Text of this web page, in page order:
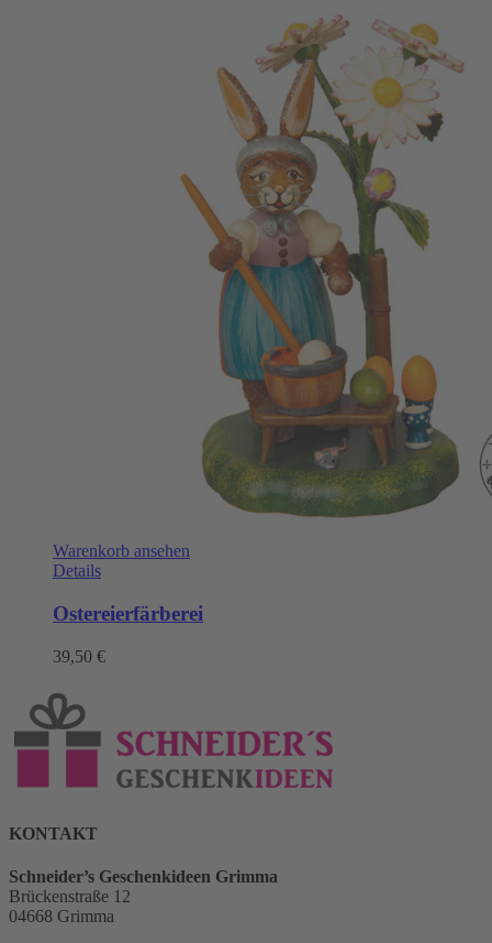
Warenkorb ansehen
Details
Ostereierfärberei
39,50 €
KONTAKT
Schneider’s Geschenkideen Grimma
Brückenstraße 12
04668 Grimma